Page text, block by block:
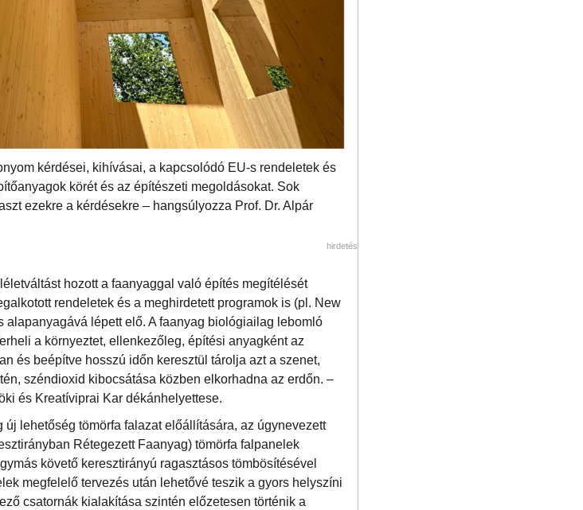
kérdései, kihívásai, a kapcsolódó EU-s rendeletek és
körét és az építészeti megoldásokat. Sok
ezekre a kérdésekre – hangsúlyozza Prof. Dr. Alpár
hirdetés
hozott a faanyaggal való építés megítélését
rendeletek és a meghirdetett programok is (pl. New
alapanyagává lépett elő. A faanyag biológiailag lebomló
a környeztet, ellenkezőleg, építési anyagként az
és beépítve hosszú időn keresztül tárolja azt a szenet,
széndioxid kibocsátása közben elkorhadna az erdőn. –
és Kreatíviprai Kar dékánhelyettese.
lehetőség tömörfa falazat előállítására, az úgynevezett
Rétegezett Faanyag) tömörfa falpanelek
követő keresztirányú ragasztásos tömbösítésével
megfelelő tervezés után lehetővé teszik a gyors helyszíni
csatornák kialakítása szintén előzetesen történik a